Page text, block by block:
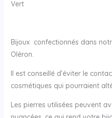
Vert
Bijoux confectionnés dans
Oléron.
Il est conseillé d’éviter le
cosmétiques qui pourraient
Les pierres utilisées peuvent